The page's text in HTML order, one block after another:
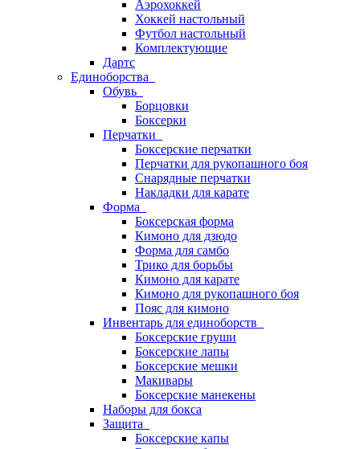
Аэрохоккей
Хоккей настольный
Футбол настольный
Комплектующие
Дартс
Единоборства
Обувь
Борцовки
Боксерки
Перчатки
Боксерские перчатки
Перчатки для рукопашного боя
Снарядные перчатки
Накладки для карате
Форма
Боксерская форма
Кимоно для дзюдо
Форма для самбо
Трико для борьбы
Кимоно для карате
Кимоно для рукопашного боя
Пояс для кимоно
Инвентарь для единоборств
Боксерские груши
Боксерские лапы
Боксерские мешки
Макивары
Боксерские манекены
Наборы для бокса
Защита
Боксерские капы